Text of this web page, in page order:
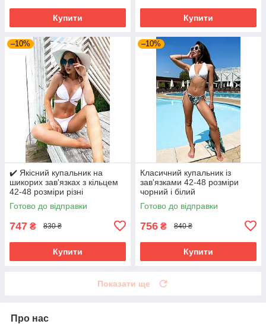
Купити Купити
–10%
✔️ Якісний купальник на
шикорих зав'язках з кільцем
42-48 розміри різні
забарвлення
Готово до відправки
747 ₴ 830 ₴
Купити
–10%
Класичний купальник із
зав'язками 42-48 розміри
чорний і білий
Готово до відправки
756 ₴ 840 ₴
Купити
Показати ще
Про нас